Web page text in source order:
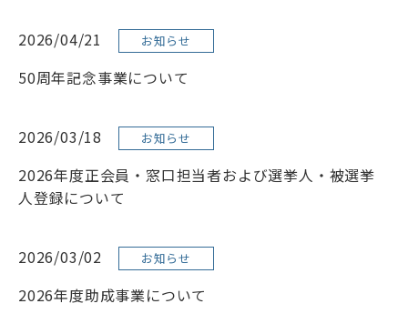
2026/04/21 お知らせ
50周年記念事業について
2026/03/18 お知らせ
2026年度正会員・窓口担当者および選挙人・被選挙
人登録について
2026/03/02 お知らせ
2026年度助成事業について